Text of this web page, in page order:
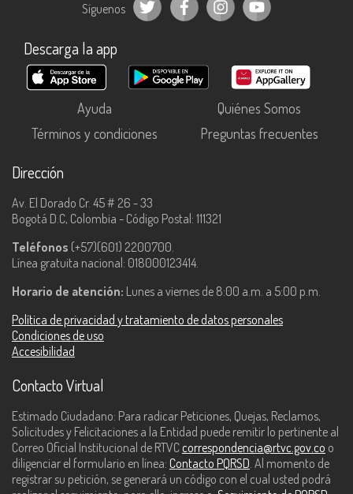
Síguenos
Descarga la app
Ayuda
Quiénes Somos
Términos y condiciones
Preguntas frecuentes
Dirección
Av. El Dorado Cr. 45 # 26 - 33
Bogotá D.C, Colombia - Código Postal: 111321
Teléfonos (+57)(601) 2200700.
Línea gratuita nacional: 018000123414.
Horario de atención: Lunes a viernes de 8:00 a.m. a 5:00 p.m.
Política de privacidad y tratamiento de datos personales
Condiciones de uso
Accesibilidad
Contacto Virtual
Estimado Ciudadano: Para radicar Peticiones, Quejas, Reclamos,
Solicitudes y Felicitaciones a la Entidad puede remitir lo pertinente al
Correo Oficial Institucional de RTVC correspondencia@rtvc.gov.co o
diligenciar el formulario en línea: Contacto PQRSD. Al momento de
registrar su petición, se generará un código con el cual usted podrá